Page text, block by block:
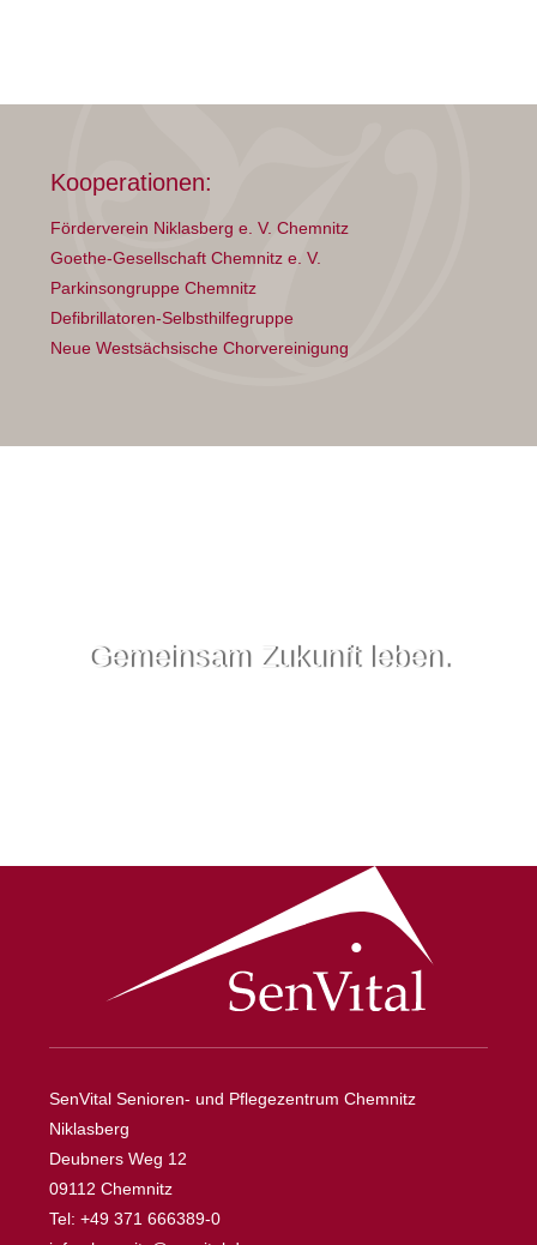
Kooperationen:
Förderverein Niklasberg e. V. Chemnitz
Goethe-Gesellschaft Chemnitz e. V.
Parkinsongruppe Chemnitz
Defibrillatoren-Selbsthilfegruppe
Neue Westsächsische Chorvereinigung
Gemeinsam Zukunft leben.
SenVital Senioren- und Pflegezentrum Chemnitz
Niklasberg
Deubners Weg 12
09112 Chemnitz
Tel: +49 371 666389-0